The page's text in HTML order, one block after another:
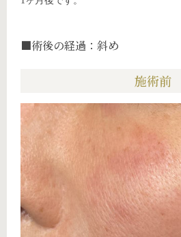
■術後の経過：斜め
施術前